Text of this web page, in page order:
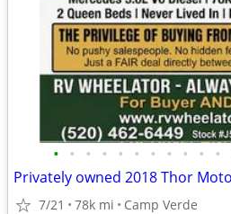
• • • • • • • • • • •
7/21 78k mi Camp Verde